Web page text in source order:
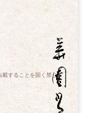
載することを固く禁じま